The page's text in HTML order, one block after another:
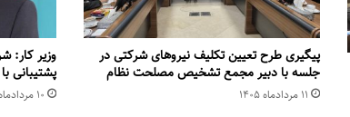
پیگیری طرح تعیین تکلیف نیروهای شرکتی در
جلسه با دبیر مجمع تشخیص مصلحت نظام
۱۱ مرداد‌ماه ۱۴۰۵
وزیر کار:
پشتیبانی
۱۰ مرداد‌ماه ۱۴۰۵